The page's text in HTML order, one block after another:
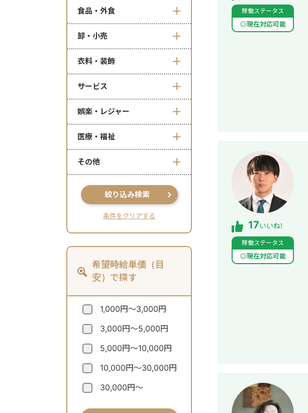
食品・外食
卸・小売
衣料・装飾
サービス
娯楽・レジャー
医療・福祉
その他
絞り込み検索
条件をクリアする
希望時給単価（目
安）で探す
1,000円～3,000円
3,000円～5,000円
5,000円～10,000円
10,000円～30,000円
30,000円～
稼働ステータス
◎現在対応可能
17いいね!
稼働ステータス
◎現在対応可能